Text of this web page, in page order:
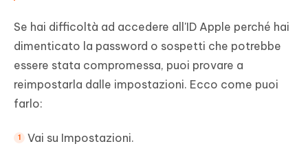
Se hai difficoltà ad accedere all'ID Apple perché hai
dimenticato la password o sospetti che potrebbe
essere stata compromessa, puoi provare a
reimpostarla dalle impostazioni. Ecco come puoi
farlo:
Vai su Impostazioni.